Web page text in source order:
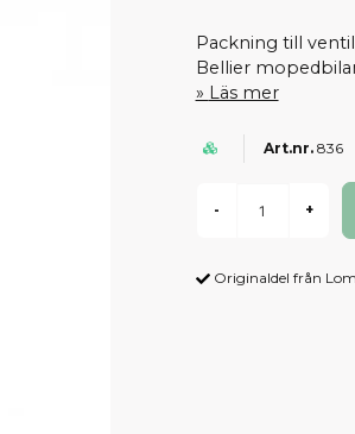
Packning till
Bellier
Läs mer
836
- +
Originaldel från